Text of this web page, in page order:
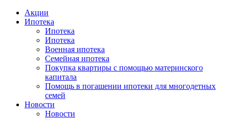
Акции
Ипотека
Ипотека
Ипотека
Военная ипотека
Семейная ипотека
Покупка квартиры с помощью материнского
капитала
Помощь в погашении ипотеки для многодетных
семей
Новости
Новости